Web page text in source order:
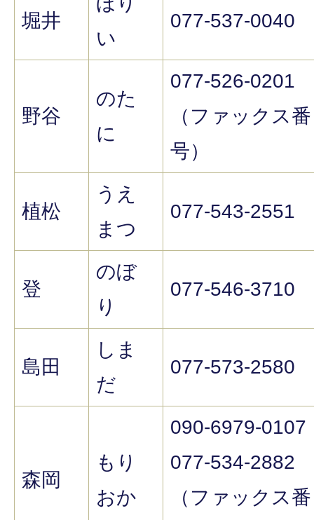
堀井
い
077-537-0040
野谷
のた
に
077-526-0201
（ファックス番
号）
植松
うえ
まつ
077-543-2551
登
のぼ
り
077-546-3710
島田
しま
だ
077-573-2580
森岡
もり
おか
090-6979-0107
077-534-2882
（ファックス番